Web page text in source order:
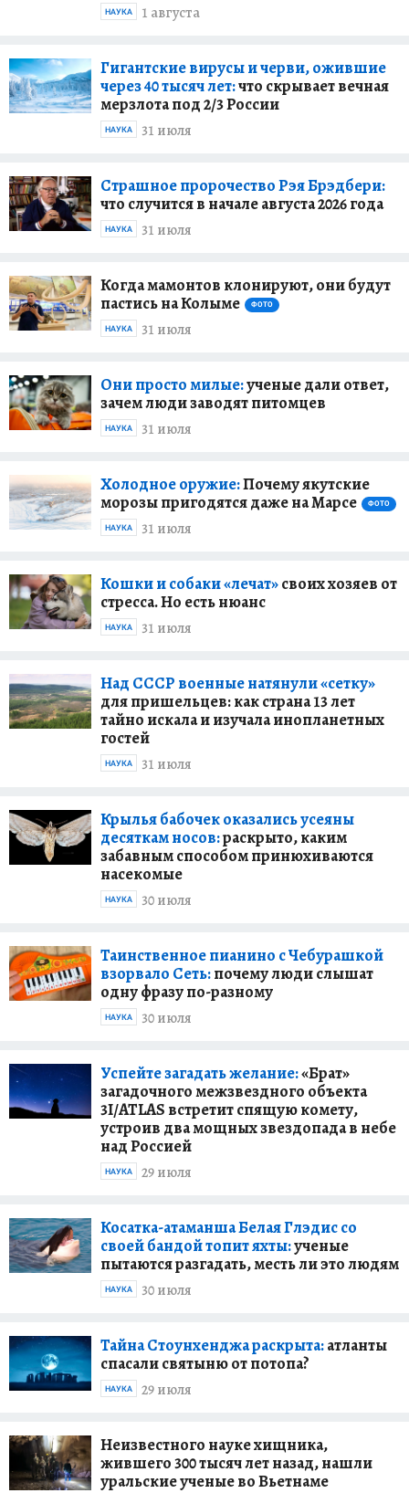
1 августа
НАУКА
Гигантские вирусы и черви, ожившие
через 40 тысяч лет:что скрывает вечная
мерзлота под 2/3 России
31 июля
НАУКА
Страшное пророчество Рэя Брэдбери:
что случится в начале августа 2026 года
31 июля
НАУКА
Когда мамонтов клонируют, они будут
пастись на Колыме
ФОТО
31 июля
НАУКА
Они просто милые:ученые дали ответ,
зачем люди заводят питомцев
31 июля
НАУКА
Холодное оружие:Почему якутские
морозы пригодятся даже на Марсе
ФОТО
31 июля
НАУКА
Кошки и собаки «лечат»своих хозяев от
стресса. Но есть нюанс
31 июля
НАУКА
Над СССР военные натянули «сетку»
для пришельцев: как страна 13 лет
тайно искала и изучала инопланетных
гостей
31 июля
НАУКА
Крылья бабочек оказались усеяны
десяткам носов:раскрыто, каким
забавным способом принюхиваются
насекомые
30 июля
НАУКА
Таинственное пианино с Чебурашкой
взорвало Сеть:почему люди слышат
одну фразу по-разному
30 июля
НАУКА
Успейте загадать желание:«Брат»
загадочного межзвездного объекта
3I/ATLAS встретит спящую комету,
устроив два мощных звездопада в небе
над Россией
29 июля
НАУКА
Косатка-атаманша Белая Глэдис со
своей бандой топит яхты:ученые
пытаются разгадать, месть ли это людям
30 июля
НАУКА
Тайна Стоунхенджа раскрыта:атланты
спасали святыню от потопа?
29 июля
НАУКА
Неизвестного науке хищника,
жившего 300 тысяч лет назад, нашли
уральские ученые во Вьетнаме